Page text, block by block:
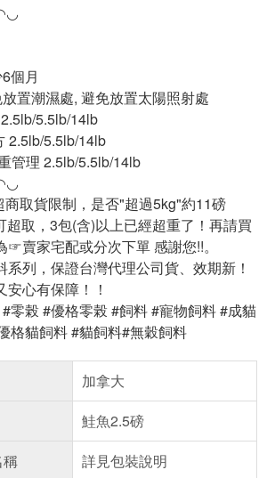
個月
置潮濕處, 避免放置太陽照射處
5.5lb/14lb
2.5lb/5.5lb/14lb
管理 2.5lb/5.5lb/14lb
商取貨限制，是否"超過5kg"約11磅
超取，3包(含)以上已經超重了！再請買
☞賣家宅配或分次下單 感謝您!!。
系列，保證台灣代理公司貨、效期新！
心有保障！！
零榖 #優格零榖 #飼料 #寵物飼料 #成貓
格貓飼料 #貓飼料#無穀飼料
加拿大
鮭魚2.5磅
稱
詳見包裝說明